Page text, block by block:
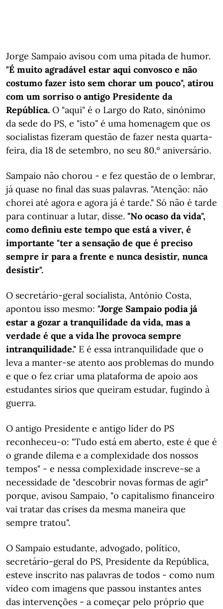
Jorge Sampaio avisou com uma pitada de humor.
"É muito agradável estar aqui convosco e não
costumo fazer isto sem chorar um pouco", atirou
com um sorriso o antigo Presidente da
República. O "aqui" é o Largo do Rato, sinónimo
da sede do PS, e "isto" é uma homenagem que os
socialistas fizeram questão de fazer nesta quarta-
feira, dia 18 de setembro, no seu 80.º aniversário.
Sampaio não chorou - e fez questão de o lembrar,
já quase no final das suas palavras. "Atenção: não
chorei até agora e agora já é tarde." Só não é tarde
para continuar a lutar, disse. "No ocaso da vida",
como definiu este tempo que está a viver, é
importante "ter a sensação de que é preciso
sempre ir para a frente e nunca desistir, nunca
desistir".
O secretário-geral socialista, António Costa,
apontou isso mesmo: "Jorge Sampaio podia já
estar a gozar a tranquilidade da vida, mas a
verdade é que a vida lhe provoca sempre
intranquilidade." E é essa intranquilidade que o
leva a manter-se atento aos problemas do mundo
e que o fez criar uma plataforma de apoio aos
estudantes sírios que queiram estudar, fugindo à
guerra.
O antigo Presidente e antigo líder do PS
reconheceu-o: "Tudo está em aberto, este é que é
o grande dilema e a complexidade dos nossos
tempos" - e nessa complexidade inscreve-se a
necessidade de "descobrir novas formas de agir"
porque, avisou Sampaio, "o capitalismo financeiro
vai tratar das crises da mesma maneira que
sempre tratou".
O Sampaio estudante, advogado, político,
secretário-geral do PS, Presidente da República,
esteve inscrito nas palavras de todos - como num
vídeo com imagens que passou instantes antes
das intervenções - a começar pelo próprio que